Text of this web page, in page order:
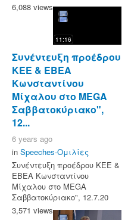
6,088 views
11:16
Συνέντευξη προέδρου
ΚΕΕ & ΕΒΕΑ
Κωνσταντίνου
Μίχαλου στo MEGA
Σαββατοκύριακο",
12...
6 years ago
in Speeches-Ομιλίες
Συνέντευξη προέδρου ΚΕΕ &
ΕΒΕΑ Κωνσταντίνου
Μίχαλου στo MEGA
Σαββατοκύριακο", 12.7.20
3,571 views